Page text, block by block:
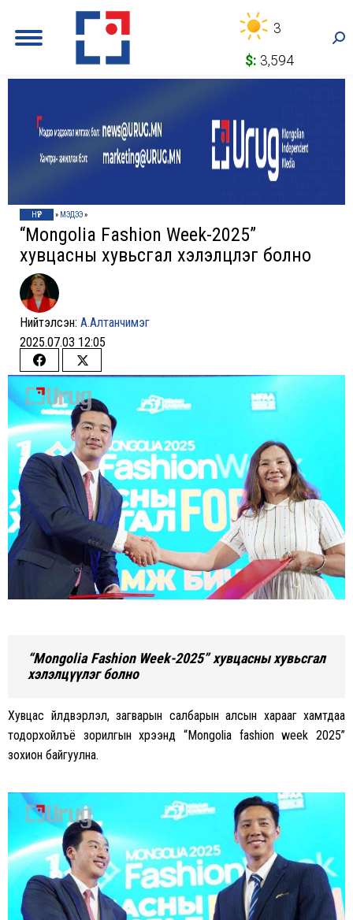
3
$: 3,594
НҮҮР » МЭДЭЭ»
“Mongolia Fashion Week-2025”
хувцасны хувьсгал хэлэлцүүлэг болно
Нийтэлсэн: А.Алтанчимэг
2025.07.03 12:05
Share
on
Facebook
Share
on
Twitter
“Mongolia Fashion Week-2025” хувцасны хувьсгал
хэлэлцүүлэг болно
Хувцас үйлдвэрлэл, загварын салбарын алсын харааг хамтдаа
тодорхойлъё зорилгын хүрээнд “Mongolia fashion week 2025”
зохион байгуулна.